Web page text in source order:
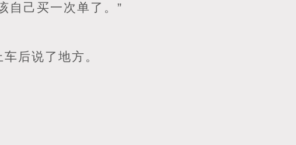
自己买一次单了。”
后说了地方。